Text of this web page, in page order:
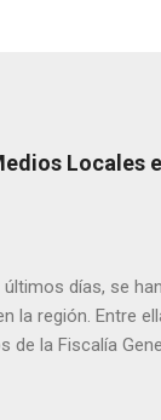
Locales
días, se
la región. Entre
la Fiscalía
las que se